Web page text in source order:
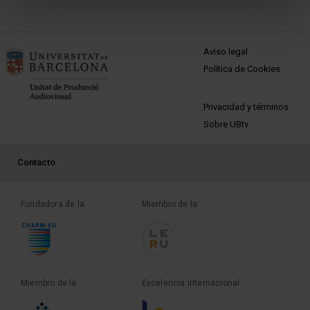
MENÚ PEU 1
Aviso legal
Política de Cookies
PEU 2
Privacidad y términos
Sobre UBtv
PEU 3
Contacto
Fundadora de la Miembro de la
Miembro de la Excelencia internacional